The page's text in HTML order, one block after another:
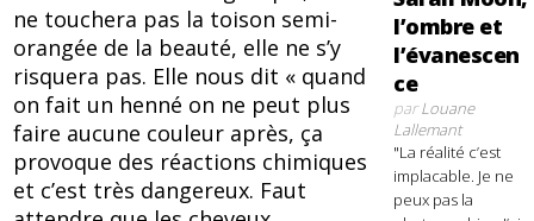
ne touchera pas la toison semi-
orangée de la beauté, elle ne s’y
risquera pas. Elle nous dit « quand
on fait un henné on ne peut plus
faire aucune couleur après, ça
provoque des réactions chimiques
et c’est très dangereux. Faut
l’ombre et
l’évanescen
ce
parLouane
Lallemant
"La réalité c’est
implacable. Je ne
peux pas la